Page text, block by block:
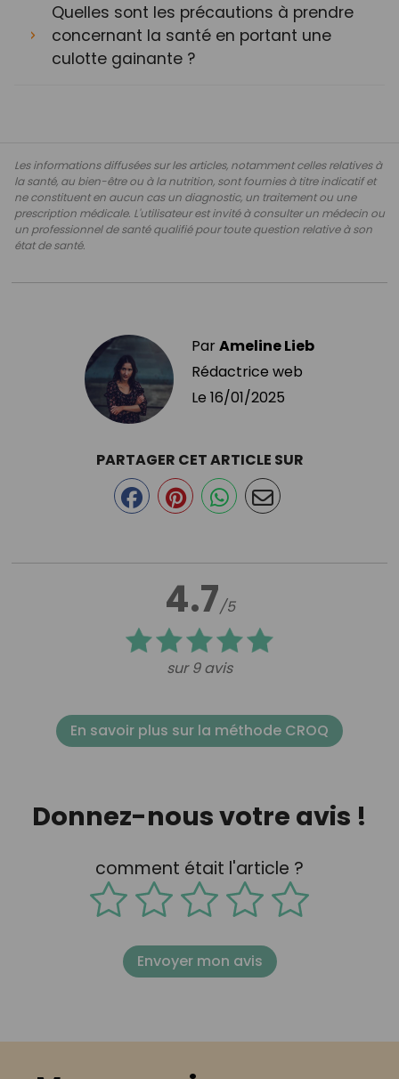
Quelles sont les précautions à prendre
concernant la santé en portant une
culotte gainante ?
Les informations diffusées sur les articles, notamment celles relatives à
la santé, au bien-être ou à la nutrition, sont fournies à titre indicatif et
ne constituent en aucun cas un diagnostic, un traitement ou une
prescription médicale. L'utilisateur est invité à consulter un médecin ou
un professionnel de santé qualifié pour toute question relative à son
état de santé.
ParAmeline Lieb
Rédactrice web
Le 16/01/2025
4.7/5
sur 9 avis
PARTAGER CET ARTICLE SUR
En savoir plus sur la méthode CROQ
Donnez-nous votre avis !
comment était l'article ?
Envoyer mon avis